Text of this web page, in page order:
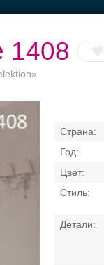
1408
Ваш безупречный